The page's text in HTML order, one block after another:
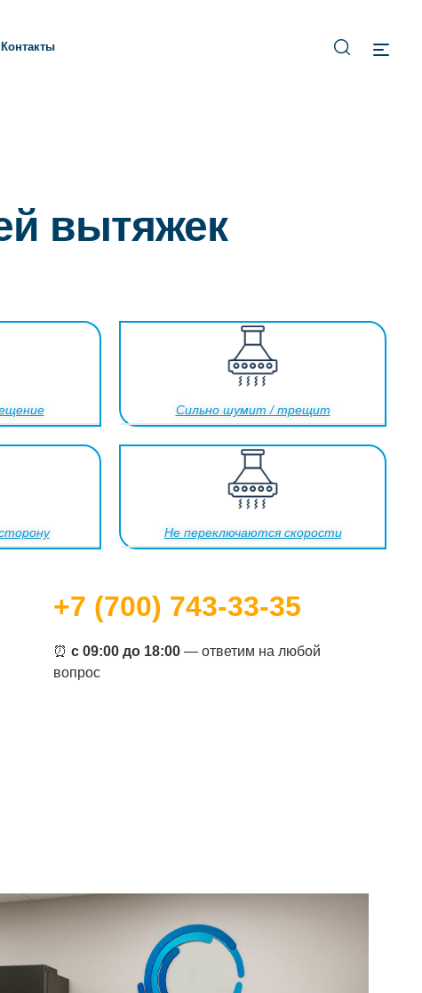
Контакты
вытяжек
Сильно шумит / трещит
Не переключаются скорости
+7 (700) 743-33-35
⏰ с 09:00 до 18:00— ответим на любой
вопрос